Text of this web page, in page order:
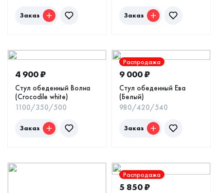
Заказ Заказ
4 900₽
Стул обеденный Волна
(Crocodile white)
1100/350/500
Заказ
Распродажа
9 000₽
Стул обеденный Ева
(Белый)
980/420/540
Заказ
Распродажа
5 850₽